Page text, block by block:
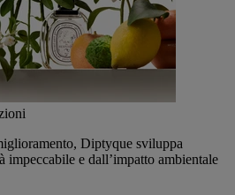
Diptyque sviluppa
e dall’impatto ambientale